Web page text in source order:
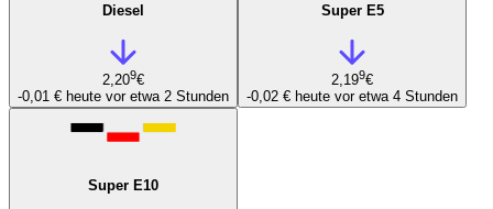
Diesel
2,209€
-0,01 € heute vor etwa 2 Stunden
Super E5
2,199€
-0,02 € heute vor etwa 4 Stunden
Super E10